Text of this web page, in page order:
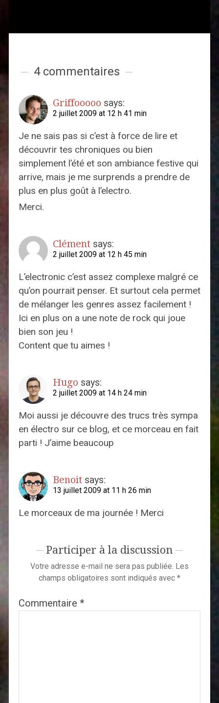
4 commentaires
Griffooooo says:
2 juillet 2009 at 12 h 41 min
Je ne sais pas si c’est à force de lire et
découvrir tes chroniques ou bien
simplement l’été et son ambiance festive qui
arrive, mais je me surprends a prendre de
plus en plus goût à l’electro.
Merci.
Clément says:
2 juillet 2009 at 12 h 45 min
L’electronic c’est assez complexe malgré ce
qu’on pourrait penser. Et surtout cela permet
de mélanger les genres assez facilement !
Ici en plus on a une note de rock qui joue
bien son jeu !
Content que tu aimes !
Hugo says:
2 juillet 2009 at 14 h 24 min
Moi aussi je découvre des trucs très sympa
en électro sur ce blog, et ce morceau en fait
parti ! J’aime beaucoup
Benoit says:
13 juillet 2009 at 11 h 26 min
Le morceaux de ma journée ! Merci
Participer à la discussion
Votre adresse e-mail ne sera pas publiée. Les
champs obligatoires sont indiqués avec *
Commentaire *